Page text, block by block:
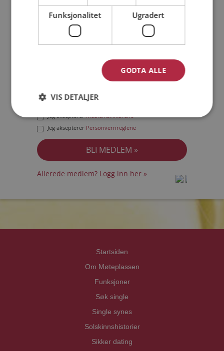
Min alder:
Jeg akseptererMedlemsvilkårene
Jeg aksepterer Personvernreglene
Allerede medlem? Logg inn her »
Startsiden
Om Møteplassen
Funksjoner
Søk single
Single synes
Solskinnshistorier
Sikker dating
Funksjonalitet Ugradert
GODTA ALLE
VIS DETALJER